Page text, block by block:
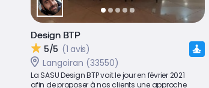
Design BTP
5/5 (1 avis)
Langoiran (33550)
La SASU Design BTP voit le jour en février 2021
afin de proposer à nos clients une approche